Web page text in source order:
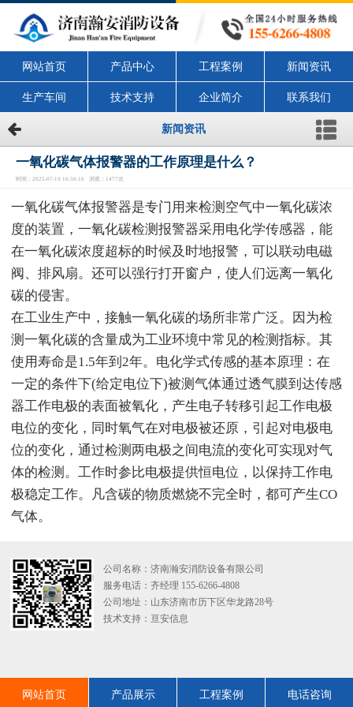
网站首页 产品中心 工程案例 新闻资讯
生产车间 技术支持 企业简介 联系我们
新闻资讯
一氧化碳气体报警器的工作原理是什么？
时间：2025-07-19 16:50:16 浏览：1477次
一氧化碳气体报警器是专门用来检测空气中一氧化碳浓
度的装置，一氧化碳检测报警器采用电化学传感器，能
在一氧化碳浓度超标的时候及时地报警，可以联动电磁
阀、排风扇。还可以强行打开窗户，使人们远离一氧化
碳的侵害。
在工业生产中，接触一氧化碳的场所非常广泛。因为检
测一氧化碳的含量成为工业环境中常见的检测指标。其
使用寿命是1.5年到2年。电化学式传感的基本原理：在
一定的条件下(给定电位下)被测气体通过透气膜到达传感
器工作电极的表面被氧化，产生电子转移引起工作电极
电位的变化，同时氧气在对电极被还原，引起对电极电
位的变化，通过检测两电极之间电流的变化可实现对气
体的检测。工作时参比电极提供恒电位，以保持工作电
极稳定工作。凡含碳的物质燃烧不完全时，都可产生CO
气体。
公司名称：济南瀚安消防设备有限公司
服务电话：齐经理 155-6266-4808
公司地址：山东济南市历下区华龙路28号
技术支持： 亘安信息
网站首页 产品展示 工程案例 电话咨询